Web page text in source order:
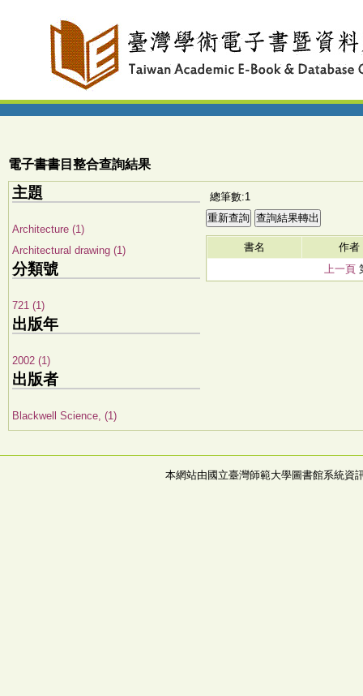
電子書書目整合查詢結果
主題
Architecture (1)
Architectural drawing (1)
分類號
721 (1)
出版年
2002 (1)
出版者
Blackwell Science, (1)
總筆數:1
書名
作者
上一頁
本網站由國立臺灣師範大學圖書館系統資